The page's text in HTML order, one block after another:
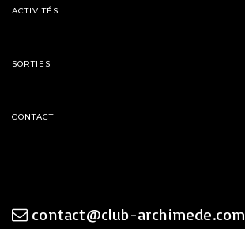
ACTIVITÉS
SORTIES
CONTACT
contact@club-archimede.com